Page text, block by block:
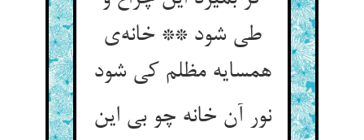
طی شود ** خانه‌ی
همسایه مظلم کی شود
نور آن خانه چو بی این